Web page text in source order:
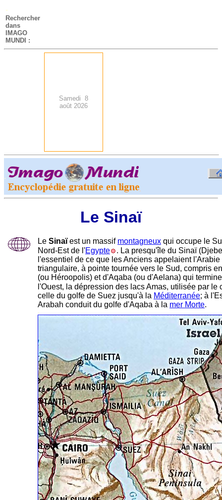
-
Rechercher
dans
IMAGO
MUNDI :
Samedi 8
août 2026
.
-
Le Sinaï
Le Sinaïest un massif montagneux qui occupe le
Nord-Est de l'Egypte
. La presqu'île du Sinaï
l'essentiel de ce que les Anciens appelaient
triangulaire, à pointe tournée vers le Sud, compris
(ou Héroopolis) et d'Aqaba (ou d'Aelana) qui
l'Ouest, la dépression des lacs Amas, utilisée par le
celle du golfe de Suez jusqu'à la Méditerranée; à
Arabah conduit du golfe d'Aqaba à la mer Morte.
-